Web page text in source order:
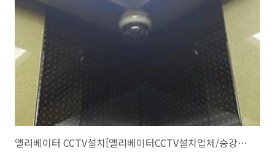
배선은 5C-HFBT 동축케이블과 카메라 전원 케이블을 별도로 배선을 구
성하였습니다. 김천CCTV설치업체 대구/경북 CCTV설치 및 시공 전문업
체 구미CCTV설치업체 외곽 담장과 텃밭을 감시하는 200만화소 FULL
HD(1080P)/3.6..
엘리베이터 CCTV설치[엘리베이터CCTV설치업체/승강기CCTV설치업체/청운네트웍스]